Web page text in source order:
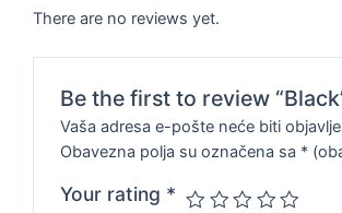
There are no reviews yet.
Be the first to review
Vaša adresa e-pošte neće biti
Obavezna polja su označena sa *
Your rating *